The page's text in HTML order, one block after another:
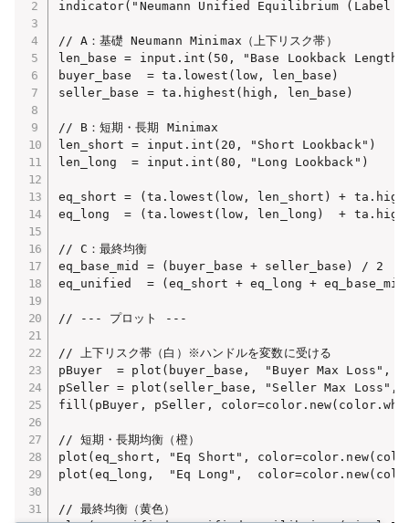
indicator("Neumann Unified Equilibrium (Label
// A：基礎 Neumann Minimax（上下リスク帯）
len_base = input.int(50, "Base Lookback
buyer_base  = ta.lowest(low, len_base)
seller_base = ta.highest(high, len_base)
// B：短期・長期 Minimax
len_short = input.int(20, "Short Lookback")
len_long  = input.int(80, "Long Lookback")
eq_short = (ta.lowest(low, len_short) +
eq_long  = (ta.lowest(low, len_long)  +
// C：最終均衡
eq_base_mid = (buyer_base + seller_base) / 2
eq_unified  = (eq_short + eq_long +
// --- プロット ---
// 上下リスク帯（白）※ハンドルを変数に受ける
pBuyer  = plot(buyer_base,  "Buyer Max
pSeller = plot(seller_base, "Seller Max Loss",
fill(pBuyer, pSeller,
// 短期・長期均衡（橙）
plot(eq_short, "Eq Short",
plot(eq_long,  "Eq Long",
// 最終均衡（黄色）